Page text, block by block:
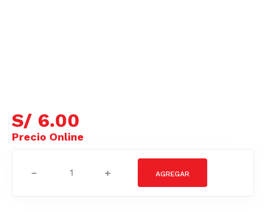
S/ 6.00
＋
－